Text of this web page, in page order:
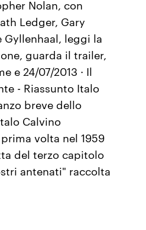
Nolan, con
Ledger, Gary
leggi la
guarda il trailer,
e 24/07/2013 · Il
- Riassunto Italo
breve dello
Calvino
volta nel 1959
del terzo capitolo
antenati" raccolta